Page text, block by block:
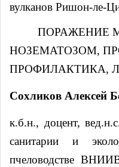
вулканов Ришон-ле-
ПОРАЖЕНИЕ
НОЗЕМАТОЗОМ,
ПРОФИЛАКТИКА,
Сохликов Алексей
к.б.н., доцент,
санитарии и
пчеловодстве